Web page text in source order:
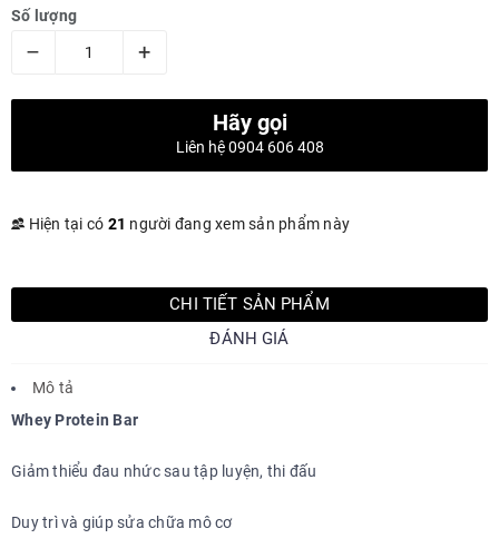
Số lượng
– +
Hãy gọi
Liên hệ 0904 606 408
Hiện tại có 21 người đang xem sản phẩm này
CHI TIẾT SẢN PHẨM
ĐÁNH GIÁ
Mô tả
Whey Protein Bar
Giảm thiểu đau nhức sau tập luyện, thi đấu
Duy trì và giúp sửa chữa mô cơ